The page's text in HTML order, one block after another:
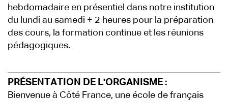
hebdomadaire en présentiel dans notre institution
du lundi au samedi + 2 heures pour la préparation
des cours, la formation continue et les réunions
pédagogiques.
PRÉSENTATION DE L'ORGANISME :
Bienvenue à Côté France, une école de français